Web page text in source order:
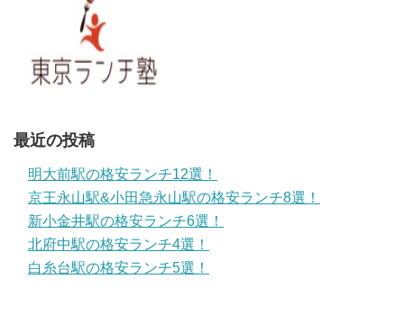
最近の投稿
明大前駅の格安ランチ12選！
京王永山駅&小田急永山駅の格安ランチ8選！
新小金井駅の格安ランチ6選！
北府中駅の格安ランチ4選！
白糸台駅の格安ランチ5選！